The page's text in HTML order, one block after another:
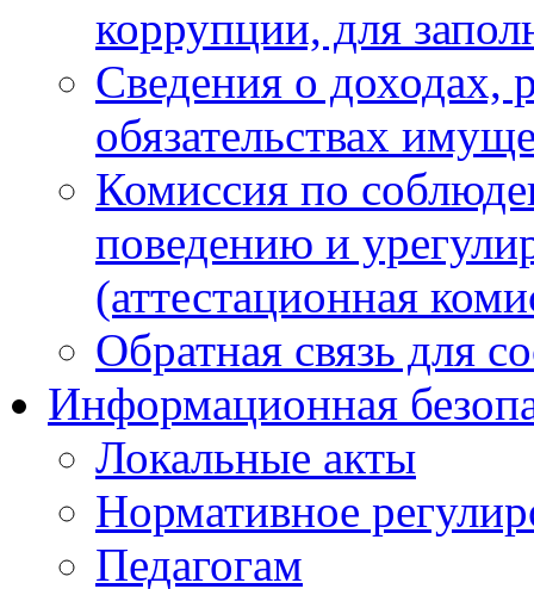
коррупции, для
Сведения о доходах,
обязательствах
Комиссия по
поведению и
(аттестационная
Обратная связь для
Информационная
Локальные акты
Нормативное
Педагогам